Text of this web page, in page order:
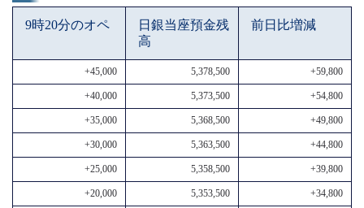
9時20分のオペ
日銀当座預金残
高
前日比増減
+45,000 5,378,500 +59,800
+40,000 5,373,500 +54,800
+35,000 5,368,500 +49,800
+30,000 5,363,500 +44,800
+25,000 5,358,500 +39,800
+20,000 5,353,500 +34,800